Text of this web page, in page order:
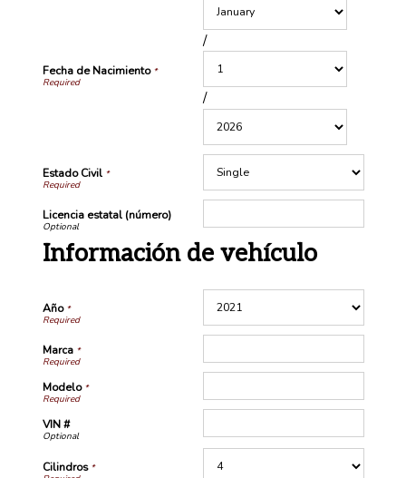
Fecha de Nacimiento*
/
/
Estado Civil*
Licencia estatal (número)
Información de vehículo
Año*
Marca*
Modelo*
VIN #
Cilindros*